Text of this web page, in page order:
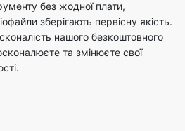
пристрій